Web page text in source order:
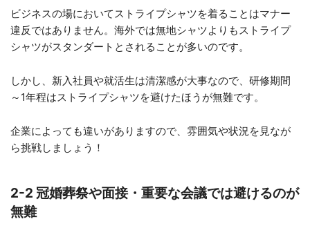
ビジネスの場においてストライプシャツを着ることはマナー
違反ではありません。海外では無地シャツよりもストライプ
シャツがスタンダートとされることが多いのです。
しかし、新入社員や就活生は清潔感が大事なので、研修期間
～1年程はストライプシャツを避けたほうが無難です。
企業によっても違いがありますので、雰囲気や状況を見なが
ら挑戦しましょう！
2-2 冠婚葬祭や面接・重要な会議では避けるのが
無難